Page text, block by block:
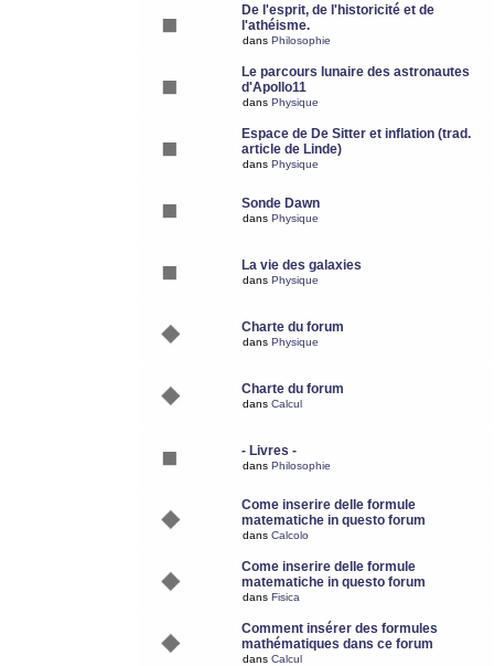
De l'esprit, de l'historicité et de
l'athéisme.
dans Philosophie
Le parcours lunaire des astronautes
d'Apollo11
dans Physique
Espace de De Sitter et inflation (trad.
article de Linde)
dans Physique
Sonde Dawn
dans Physique
La vie des galaxies
dans Physique
Charte du forum
dans Physique
Charte du forum
dans Calcul
- Livres -
dans Philosophie
Come inserire delle formule
matematiche in questo forum
dans Calcolo
Come inserire delle formule
matematiche in questo forum
dans Fisica
Comment insérer des formules
mathématiques dans ce forum
dans Calcul